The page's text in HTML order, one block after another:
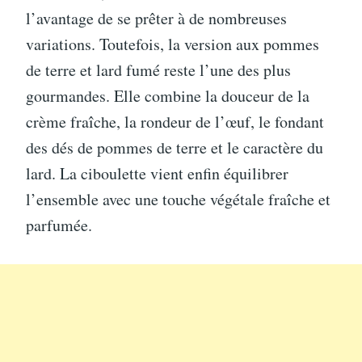
l’avantage de se prêter à de nombreuses
variations. Toutefois, la version aux pommes
de terre et lard fumé reste l’une des plus
gourmandes. Elle combine la douceur de la
crème fraîche, la rondeur de l’œuf, le fondant
des dés de pommes de terre et le caractère du
lard. La ciboulette vient enfin équilibrer
l’ensemble avec une touche végétale fraîche et
parfumée.